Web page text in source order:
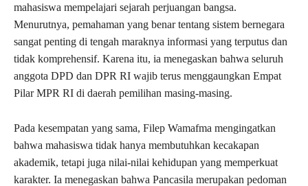
mahasiswa mempelajari sejarah perjuangan bangsa.
Menurutnya, pemahaman yang benar tentang sistem bernegara
sangat penting di tengah maraknya informasi yang terputus dan
tidak komprehensif. Karena itu, ia menegaskan bahwa seluruh
anggota DPD dan DPR RI wajib terus menggaungkan Empat
Pilar MPR RI di daerah pemilihan masing-masing.
Pada kesempatan yang sama, Filep Wamafma mengingatkan
bahwa mahasiswa tidak hanya membutuhkan kecakapan
akademik, tetapi juga nilai-nilai kehidupan yang memperkuat
karakter. Ia menegaskan bahwa Pancasila merupakan pedoman